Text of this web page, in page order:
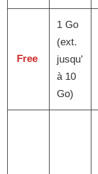
Free
1 Go
(ext.
jusqu’
à 10
Go)